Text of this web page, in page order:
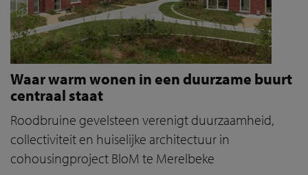
Waar warm wonen in een duurzame buurt
centraal staat
Roodbruine gevelsteen verenigt duurzaamheid,
collectiviteit en huiselijke architectuur in
cohousingproject BloM te Merelbeke